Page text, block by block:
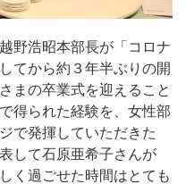
野浩昭本部長が「コロナ
てから約３年半ぶりの開
まの卒業式を迎えること
得られた経験を、女性部
で発揮していただきた
して石原亜希子さんが
く過ごせた時間はとても